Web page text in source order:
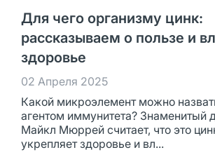
Для чего организму цинк:
рассказываем о пользе и
здоровье
02 Апреля 2025
Какой микроэлемент можно
агентом иммунитета? Знаменитый
Майкл Мюррей считает, что это
укрепляет здоровье и вл...